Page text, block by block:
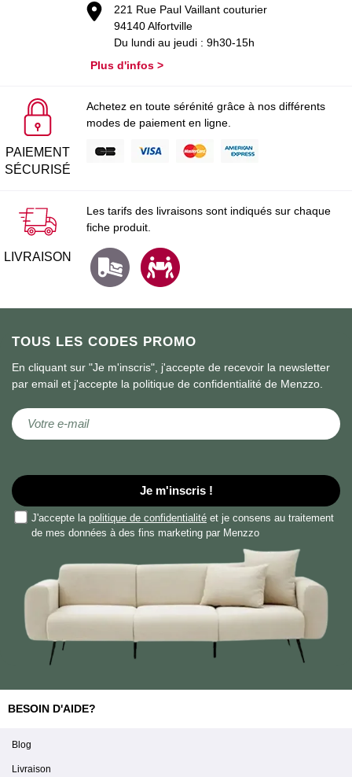
TOUS LES CODES PROMO
En cliquant sur "Je m'inscris", j'accepte de recevoir la newsletter
par email et j'accepte la politique de confidentialité de Menzzo.
Inscription à notre lettre d’information :
Je m'inscris !
J'accepte la politique de confidentialité et je consens au traitement
de mes données à des fins marketing par Menzzo
221 Rue Paul Vaillant couturier
94140 Alfortville
Du lundi au jeudi : 9h30-15h
Plus d'infos >
PAIEMENT
SÉCURISÉ
Achetez en toute sérénité grâce à nos différents
modes de paiement en ligne.
LIVRAISON
Les tarifs des livraisons sont indiqués sur chaque
fiche produit.
BESOIN D'AIDE?
Blog
Livraison